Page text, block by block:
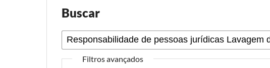
Buscar
Filtros avançados